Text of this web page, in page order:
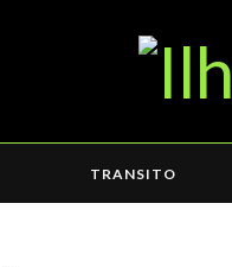
TRANSITO